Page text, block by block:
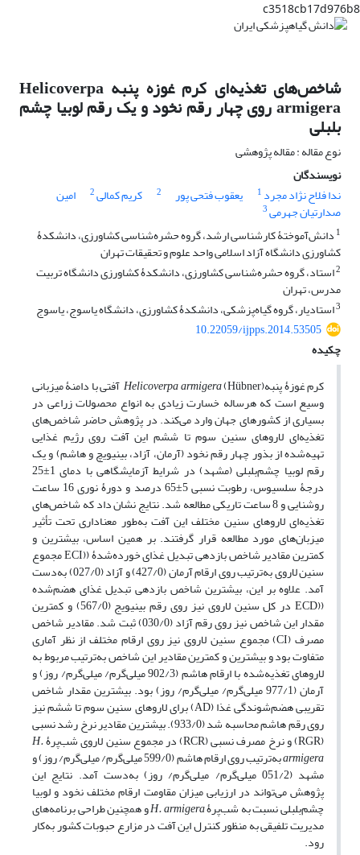
c3518cb17d976b8
شاخص‌های تغذیه‌ای کرم غوزه پنبه Helicoverpa
armigera روی چهار رقم نخود و یک رقم لوبیا چشم
بلبلی
نوع مقاله : مقاله پژوهشی
نویسندگان
ندا فلاح نژاد مجرد 1 یعقوب فتحی پور 2 کریم کمالی2 امین
صدارتیان جهرمی3
1 دانش‌آموختۀ کارشناسی ارشد، گروه حشره‌شناسی کشاورزی، دانشکدۀ
کشاورزی دانشگاه آزاد اسلامی واحد علوم و تحقیقات تهران
2استاد، گروه حشره‌شناسی کشاورزی، دانشکدۀ کشاورزی دانشگاه تربیت
مدرس، تهران
3استادیار، گروه گیاه‌پزشکی، دانشکدۀ کشاورزی، دانشگاه یاسوج، یاسوج
10.22059/ijpps.2014.53505
چکیده
کرم غوزۀ پنبه
Helicoverpa armigera(Hübner) آفتی با دامنۀ میزبانی
وسیع است که هرساله خسارت زیادی به انواع محصولات زراعی در
بسیاری از کشورهای جهان وارد می‌کند. در پژوهش حاضر شاخص‌های
تغذیه‌ای لاروهای سنین سوم تا ششم این آفت روی رژیم غذایی
تهیه‌شده از بذور چهار رقم نخود (آرمان، آزاد، بینیویچ و هاشم) و یک
رقم لوبیا چشم‌بلبلی (مشهد) در شرایط آزمایشگاهی با دمای 1±25
درجۀ سلسیوس، رطوبت نسبی 5±65 درصد و دورۀ نوری 16 ساعت
روشنایی و 8 ساعت تاریکی مطالعه شد. نتایج نشان داد که شاخص‌های
تغذیه‌ای لاروهای سنین مختلف این آفت به‌طور معناداری تحت تأثیر
میزبان‌های مورد مطالعه قرار گرفتند. بر همین اساس، بیشترین و
کمترین مقادیر شاخص بازدهی تبدیل غذای خورده‌شدۀ ((ECI مجموع
سنین لاروی به‌ترتیب روی ارقام آرمان (427/0) و آزاد (027/0) به‌دست
آمد. علاوه بر این، بیشترین شاخص بازدهی تبدیل غذای هضم‌شده
((ECD در کل سنین لاروی نیز روی رقم بینیویج (567/0) و کمترین
مقدار این شاخص نیز روی رقم آزاد (030/0) ثبت شد. مقادیر شاخص
مصرف (CI) مجموع سنین لاروی نیز روی ارقام مختلف از نظر آماری
متفاوت بود و بیشترین و کمترین مقادیر این شاخص به‌ترتیب مربوط به
لاروهای تغذیه‌شده با ارقام هاشم (902/3 میلی‌گرم/ میلی‌گرم/ روز) و
آرمان (977/1 میلی‌گرم/ میلی‌گرم/ روز) بود. بیشترین مقدار شاخص
تقریبی هضم‌شوندگی غذا (AD) برای لاروهای سنین سوم تا ششم نیز
روی رقم هاشم محاسبه شد (933/0). بیشترین مقادیر نرخ رشد نسبی
(RGR) و نرخ مصرف نسبی (RCR) در مجموع سنین لاروی شب‌پرۀ H.
armigera به‌ترتیب روی ارقام هاشم (599/0 میلی‌گرم/ میلی‌گرم/ روز) و
مشهد (051/2 میلی‌گرم/ میلی‌گرم/ روز) به‌دست آمد. نتایج این
پژوهش می‌تواند در ارزیابی میزان مقاومت ارقام مختلف نخود و لوبیا
چشم‌بلبلی نسبت به شب‌پرۀH. armigeraو همچنین طراحی برنامه‌های
مدیریت تلفیقی به منظور کنترل این آفت در مزارع حبوبات کشور به‌کار
رود.